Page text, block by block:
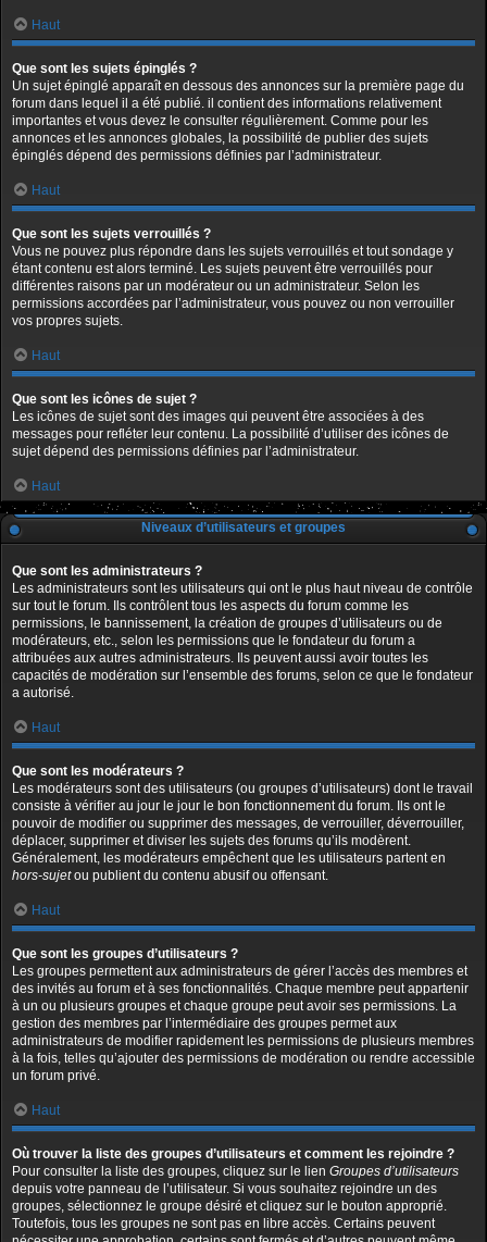
Haut
Que sont les sujets épinglés ?
Un sujet épinglé apparaît en dessous des annonces sur la première page du
forum dans lequel il a été publié. il contient des informations relativement
importantes et vous devez le consulter régulièrement. Comme pour les
annonces et les annonces globales, la possibilité de publier des sujets
épinglés dépend des permissions définies par l’administrateur.
Haut
Que sont les sujets verrouillés ?
Vous ne pouvez plus répondre dans les sujets verrouillés et tout sondage y
étant contenu est alors terminé. Les sujets peuvent être verrouillés pour
différentes raisons par un modérateur ou un administrateur. Selon les
permissions accordées par l’administrateur, vous pouvez ou non verrouiller
vos propres sujets.
Haut
Que sont les icônes de sujet ?
Les icônes de sujet sont des images qui peuvent être associées à des
messages pour refléter leur contenu. La possibilité d’utiliser des icônes de
sujet dépend des permissions définies par l’administrateur.
Haut
Niveaux d’utilisateurs et groupes
Que sont les administrateurs ?
Les administrateurs sont les utilisateurs qui ont le plus haut niveau de contrôle
sur tout le forum. Ils contrôlent tous les aspects du forum comme les
permissions, le bannissement, la création de groupes d’utilisateurs ou de
modérateurs, etc., selon les permissions que le fondateur du forum a
attribuées aux autres administrateurs. Ils peuvent aussi avoir toutes les
capacités de modération sur l’ensemble des forums, selon ce que le fondateur
a autorisé.
Haut
Que sont les modérateurs ?
Les modérateurs sont des utilisateurs (ou groupes d’utilisateurs) dont le travail
consiste à vérifier au jour le jour le bon fonctionnement du forum. Ils ont le
pouvoir de modifier ou supprimer des messages, de verrouiller, déverrouiller,
déplacer, supprimer et diviser les sujets des forums qu’ils modèrent.
Généralement, les modérateurs empêchent que les utilisateurs partent en
hors-sujetou publient du contenu abusif ou offensant.
Haut
Que sont les groupes d’utilisateurs ?
Les groupes permettent aux administrateurs de gérer l’accès des membres et
des invités au forum et à ses fonctionnalités. Chaque membre peut appartenir
à un ou plusieurs groupes et chaque groupe peut avoir ses permissions. La
gestion des membres par l’intermédiaire des groupes permet aux
administrateurs de modifier rapidement les permissions de plusieurs membres
à la fois, telles qu’ajouter des permissions de modération ou rendre accessible
un forum privé.
Haut
Où trouver la liste des groupes d’utilisateurs et comment les rejoindre ?
Pour consulter la liste des groupes, cliquez sur le lien Groupes d’utilisateurs
depuis votre panneau de l’utilisateur. Si vous souhaitez rejoindre un des
groupes, sélectionnez le groupe désiré et cliquez sur le bouton approprié.
Toutefois, tous les groupes ne sont pas en libre accès. Certains peuvent